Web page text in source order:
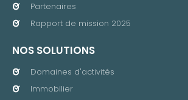
Partenaires
Rapport de mission 2025
NOS SOLUTIONS
Domaines d'activités
Immobilier